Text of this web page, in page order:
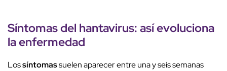
Síntomasdel hantavirus: así evoluciona
la enfermedad
Lossíntomassuelen aparecer entre una y seis semanas